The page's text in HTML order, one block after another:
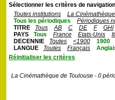
Sélectionner les critères de
Toutes institutions
La
Tous les périodiques
Périodiques
TITRE
Tous AB C DE F
GHI
PAYS
Tous France Etats-Unis
DECENNIE
Toutes <1900
1900
LANGUE
Toutes Français
Réinitialiser les critères
La Cinémathèque de Toulouse - 0